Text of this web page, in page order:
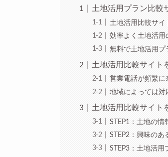
土地活用プラン比較
土地活用比較サイ
効率よく土地活用
無料で土地活用プ
土地活用比較サイト
営業電話が頻繁に
地域によっては対
土地活用比較サイト
STEP1：土地の情
STEP2：興味の
STEP3：土地活